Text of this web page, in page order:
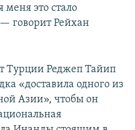
это стало
говорит Рейхан
Турции Реджеп Тайип
«доставила одного из
Азии», чтобы он